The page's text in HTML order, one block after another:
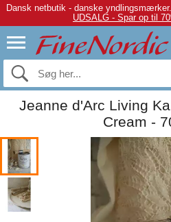
Dansk netbutik - danske yndlingsmærker.
UDSALG - Spar op til
Jeanne d'Arc Living
Cream -